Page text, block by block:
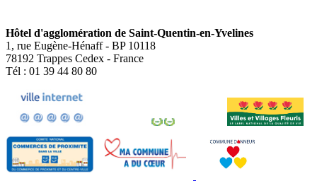
Hôtel d'agglomération de Saint-Quentin-en-Yvelines
1, rue Eugène-Hénaff - BP 10118
78192 Trappes Cedex - France
Tél : 01 39 44 80 80